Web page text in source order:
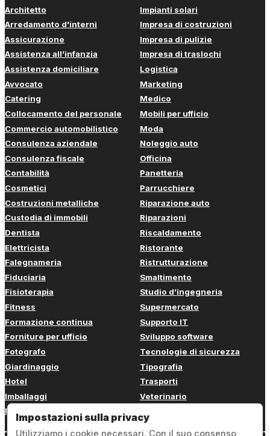
Architetto
Arredamento d'interni
Assicurazione
Assistenza all’infanzia
Assistenza domiciliare
Avvocato
Catering
Collocamento del personale
Commercio automobilistico
Consulenza aziendale
Consulenza fiscale
Contabilità
Cosmetici
Costruzioni metalliche
Custodia di immobili
Dentista
Elettricista
Falegnameria
Fiduciaria
Fisioterapia
Fitness
Formazione continua
Forniture per ufficio
Fotografo
Giardinaggio
Hotel
Imballaggi
Imbianchino
Impianti solari
Impresa di costruzioni
Impresa di pulizie
Impresa di traslochi
Logistica
Marketing
Medico
Mobili per ufficio
Moda
Noleggio auto
Officina
Panetteria
Parrucchiere
Riparazione auto
Riparazioni
Riscaldamento
Ristorante
Ristrutturazione
Smaltimento
Studio d’ingegneria
Supermercato
Supporto IT
Sviluppo software
Tecnologie di sicurezza
Tipografia
Trasporti
Veterinario
Impostazioni sulla privacy
Utilizziamo i cookie necessari. Con il suo consenso,